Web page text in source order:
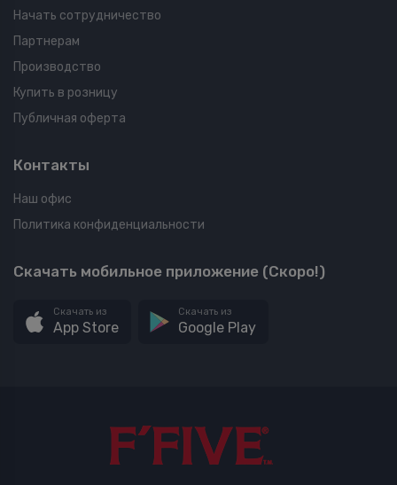
Начать сотрудничество
Партнерам
Производство
Купить в розницу
Публичная оферта
Контакты
Наш офис
Политика конфиденциальности
Скачать мобильное приложение (Скоро!)
Скачать из
App Store
Скачать из
Google Play